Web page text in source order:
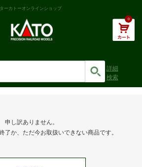
ーカトーオンラインショップ
0
詳細
検索
申し訳ありません。
了か、ただ今お取扱いできない商品です。